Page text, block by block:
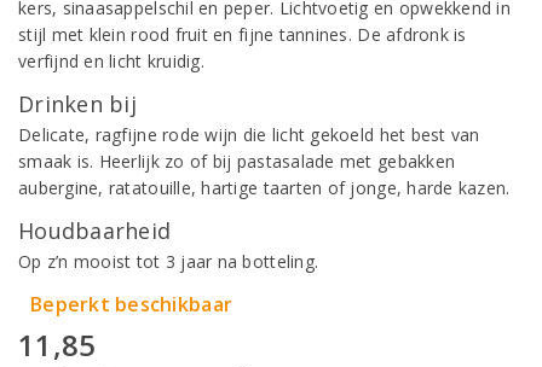
kers, sinaasappelschil en peper. Lichtvoetig en opwekkend in
stijl met klein rood fruit en fijne tannines. De afdronk is
verfijnd en licht kruidig.
Drinken bij
Delicate, ragfijne rode wijn die licht gekoeld het best van
smaak is. Heerlijk zo of bij pastasalade met gebakken
aubergine, ratatouille, hartige taarten of jonge, harde kazen.
Houdbaarheid
Op z’n mooist tot 3 jaar na botteling.
Beperkt beschikbaar
11,85